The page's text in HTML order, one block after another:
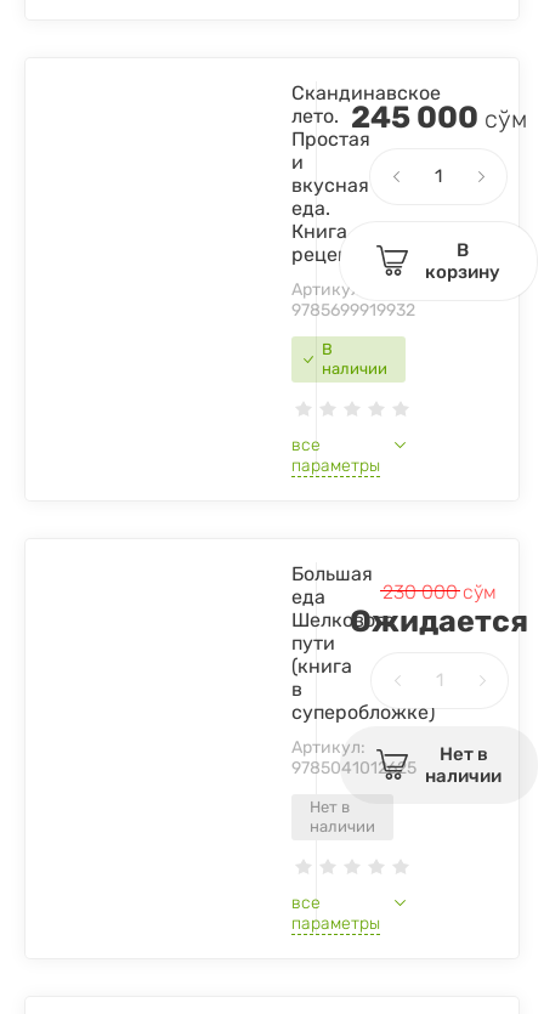
В
наличии
Скандинавское
лето.
Простая
и
вкусная
еда.
Книга
рецептов
Артикул:
9785699919932
все
параметры
245 000 сўм
В
корзину
Нет в
наличии
Большая
еда
Шелкового
пути
(книга
в
суперобложке)
Артикул:
9785041012625
все
параметры
230 000сўм
Ожидается
Нет в
наличии